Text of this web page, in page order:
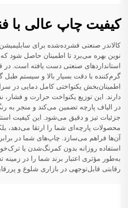
کیفیت چاپ عالی با
کالاندر صنعتی فشرده‌شده برای
نوین بهره می‌برد تا اطمینان حاصل شود
استانداردهای صنعتی دست یافته است. در
گرم‌کننده با دقت بسیار بالا و سیستم طبل
اطمینان‌بخش یکنواختی کامل دمایی در
دارند. این توزیع یکنواخت حرارت و
در الیاف پارچه تضمین می‌کند و منجر به
جزئیات تیز و دقیق می‌شود. این کیفیت
محصولات پارچه‌ای شما را ارتقا می‌دهد،
آن‌ها فراهم می‌سازد. چاپ‌های شما در
استفاده روزانه بدون کمرنگ‌شدن یا
به‌طور مؤثری اعتبار برند شما را در
رقابتی قابل‌توجهی در بازاری شلوغ و